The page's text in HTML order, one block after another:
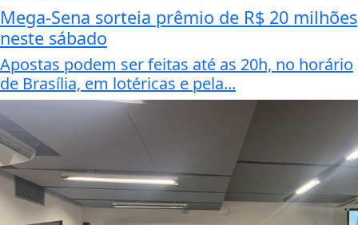
Mega-Sena sorteia prêmio de R$ 20 milhões
neste sábado
Apostas podem ser feitas até as 20h, no horário
de Brasília, em lotéricas e pela...